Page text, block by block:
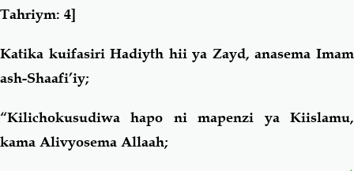
Tahriym: 4]
Katika kuifasiri Hadiyth hii ya Zayd, anasema Imam
ash-Shaafi’iy;
“Kilichokusudiwa hapo ni mapenzi ya Kiislamu,
kama Alivyosema Allaah;